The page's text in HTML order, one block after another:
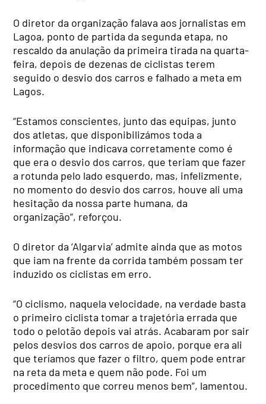
O diretor da organização falava aos jornalistas em
Lagoa, ponto de partida da segunda etapa, no
rescaldo da anulação da primeira tirada na quarta-
feira, depois de dezenas de ciclistas terem
seguido o desvio dos carros e falhado a meta em
Lagos.
“Estamos conscientes, junto das equipas, junto
dos atletas, que disponibilizámos toda a
informação que indicava corretamente como é
que era o desvio dos carros, que teriam que fazer
a rotunda pelo lado esquerdo, mas, infelizmente,
no momento do desvio dos carros, houve ali uma
hesitação da nossa parte humana, da
organização”, reforçou.
O diretor da ‘Algarvia’ admite ainda que as motos
que iam na frente da corrida também possam ter
induzido os ciclistas em erro.
“O ciclismo, naquela velocidade, na verdade basta
o primeiro ciclista tomar a trajetória errada que
todo o pelotão depois vai atrás. Acabaram por sair
pelos desvios dos carros de apoio, porque era ali
que teríamos que fazer o filtro, quem pode entrar
na reta da meta e quem não pode. Foi um
procedimento que correu menos bem”, lamentou.